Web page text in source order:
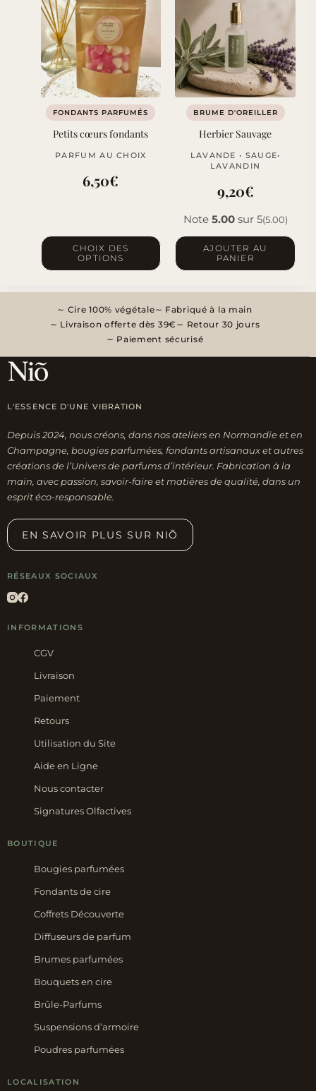
Les
options
peuvent
être
choisies
sur
la
du
produit
FONDANTS PARFUMÉS
Petits cœurs fondants
PARFUM AU CHOIX
6,50€
CHOIX DES
OPTIONS
Ce
produit
variations.
Les
options
choisies
la
page
du
produit
BRUME D'OREILLER
Herbier Sauvage
LAVANDE • SAUGE•
LAVANDIN
9,20€
Note 5.00sur 5(5.00)
AJOUTER AU
PANIER
Cire 100% végétale
Fabriqué à la main
Livraison offerte dès 39€
Retour 30 jours
Paiement sécurisé
L'ESSENCE D'UNE VIBRATION
Depuis 2024, nous créons, dans nos ateliers en Normandie et en
Champagne, bougies parfumées, fondants artisanaux et autres
créations de l’Univers de parfums d’intérieur. Fabrication à la
main, avec passion, savoir-faire et matières de qualité, dans un
esprit éco-responsable.
EN SAVOIR PLUS SUR NIÕ
RÉSEAUX SOCIAUX
INFORMATIONS
CGV
Livraison
Paiement
Retours
Utilisation du Site
Aide en Ligne
Nous contacter
Signatures Olfactives
BOUTIQUE
Bougies parfumées
Fondants de cire
Coffrets Découverte
Diffuseurs de parfum
Brumes parfumées
Bouquets en cire
Brûle-Parfums
Suspensions d’armoire
Poudres parfumées
LOCALISATION